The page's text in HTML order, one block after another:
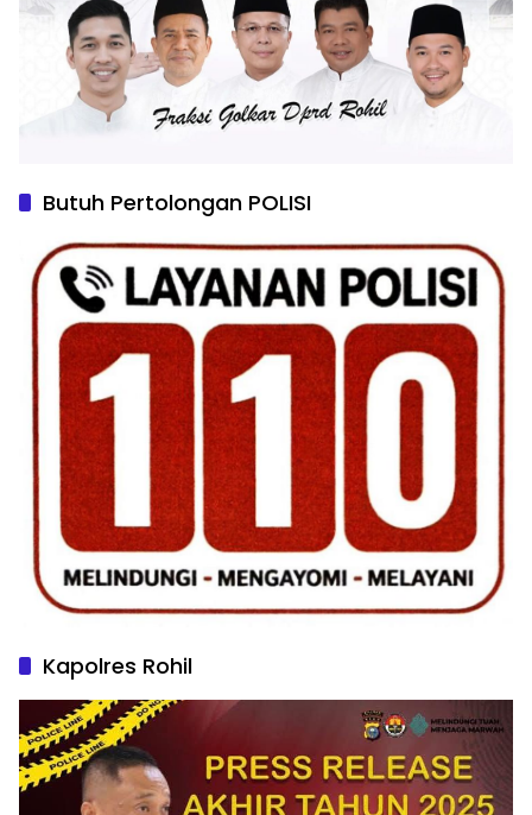
Butuh Pertolongan POLISI
Kapolres Rohil